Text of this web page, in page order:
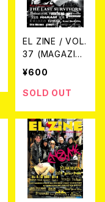
EL ZINE / VOL.
37 (MAGAZIN
E)
¥600
SOLD OUT